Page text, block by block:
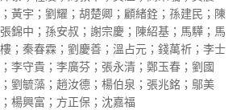
黃宇；劉耀；胡楚卿；顧緒銓；孫建民；陳
錦中；孫安叔；謝宗慶；陳紹基；馬驊；馬
；秦春霖；劉慶善；溫占元；錢萬祈；李士
李守貴；李廣芬；張永清；鄭玉春；劉國
劉毓藻；趙汝德；楊伯泉；張兆銘；鄔美
楊興富；方正保；沈嘉福